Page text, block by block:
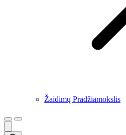
Žaidimų Pradžiamokslis